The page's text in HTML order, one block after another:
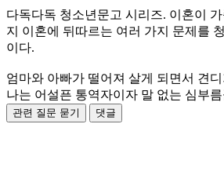
다독다독 청소년문고 시리즈. 이혼이
지 이혼에 뒤따르는 여러 가지 문제를
이다.
엄마와 아빠가 떨어져 살게 되면서 견
나는 어설픈 통역자이자 말 없는 심부